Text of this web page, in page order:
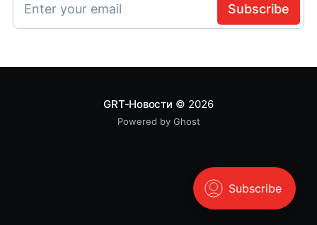
Enter your email Subscribe
GRT-Новости © 2026
Powered by Ghost